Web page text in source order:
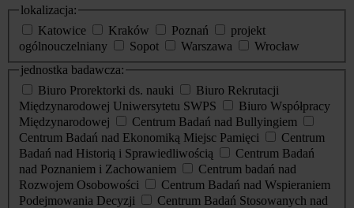
lokalizacja:
Katowice
Kraków Poznań
projekt
ogólnouczelniany
Sopot Warszawa
Wrocław
jednostka badawcza:
Biuro Prorektorki ds. nauki
Biuro Rekrutacji
Międzynarodowej Uniwersytetu SWPS
Biuro Współpracy
Międzynarodowej
Centrum Badań nad Bullyingiem
Centrum Badań nad Ekonomiką Miejsc Pamięci
Centrum
Badań nad Historią i Sprawiedliwością
Centrum Badań
nad Poznaniem i Zachowaniem
Centrum badań nad
Rozwojem Osobowości
Centrum Badań nad Wspieraniem
Podejmowania Decyzji
Centrum Badań Stosowanych nad